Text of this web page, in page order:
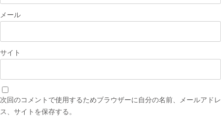
メール
サイト
次回のコメントで使用するためブラウザーに自分の名前、メールアドレ
ス、サイトを保存する。